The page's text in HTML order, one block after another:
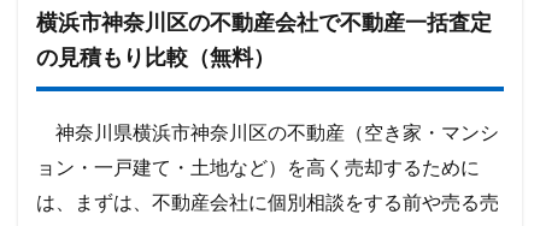
横浜市神奈川区の不動産会社で不動産一括査定
の見積もり比較（無料）
神奈川県横浜市神奈川区の不動産（空き家・マンシ
ョン・一戸建て・土地など）を高く売却するために
は、まずは、不動産会社に個別相談をする前や売る売